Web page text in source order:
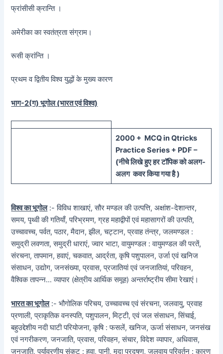
फ्रांसीसी क्रान्ति ।
अमेरीका का स्वतंत्रता संग्राम।
रूसी क्रांन्ति ।
प्रथम व द्वितीय विश्व युद्धों के मुख्य कारण
भाग-2(ग) भूगोल (भारत एवं विश्व)
2000 + MCQ in Qtricks
Practice Series + PDF –
(नीचेलिखे हुएहर टॉपिक कोअलग-
अलग कवर किया गया है )
विश्व का भूगोल:- विविध शाखाएं, सौर मण्डल की उत्पत्ति, अक्षांश-देशान्तर,
समय, पृथ्वी की गतियाँ, परिभ्रमण, ग्रह महाद्वीपों एवं महासागरों की उत्पति,
उच्चावच्च, पर्वत, पठार, मैदान, झील, चट्टान, प्रवाह तंन्त्र, जलमण्डल :
समुद्री लवणता, समुद्री धाराएं, ज्वार भाटा, वायुमण्डल : वायुमण्डल की परतें,
संरचना, तापमान, हवाएं, चकवात, आर्द्रता, कृषि पशुपालन, उर्जा एवं खनिज
संसाधन, उद्योग, जनसंख्या, प्रवास, प्रजातियां एवं जनजातियां, परिवहन,
वैश्विक तापन्न… व्यापार (क्षेत्रीय आर्थिक समूह) अन्तर्राष्ट्रीय सीमा रेखाएं।
भारत का भूगोल:- भौगोलिक परिचय, उच्चावच्च एवं संरचना, जलवायु, प्रवाह
प्रणाली, प्राकृतिक वनस्पति, पशुपालन, मिट्टी, एवं जल संसाधन, सिंचाई,
बहुउद्देशीय नदी घाटी परियोजना, कृषि : फसलें, खनिज, ऊर्जा संसाधन, जनसंख
एवं नगरीकरण, जनजाति, प्रवास, परिवहन, संचार, विदेश व्यापार, अधिवास,
जनजाति, पर्यावरणीय संकट : हवा, पानी, मृदा प्रदूषण, जलवायु परिवर्तन : कारण